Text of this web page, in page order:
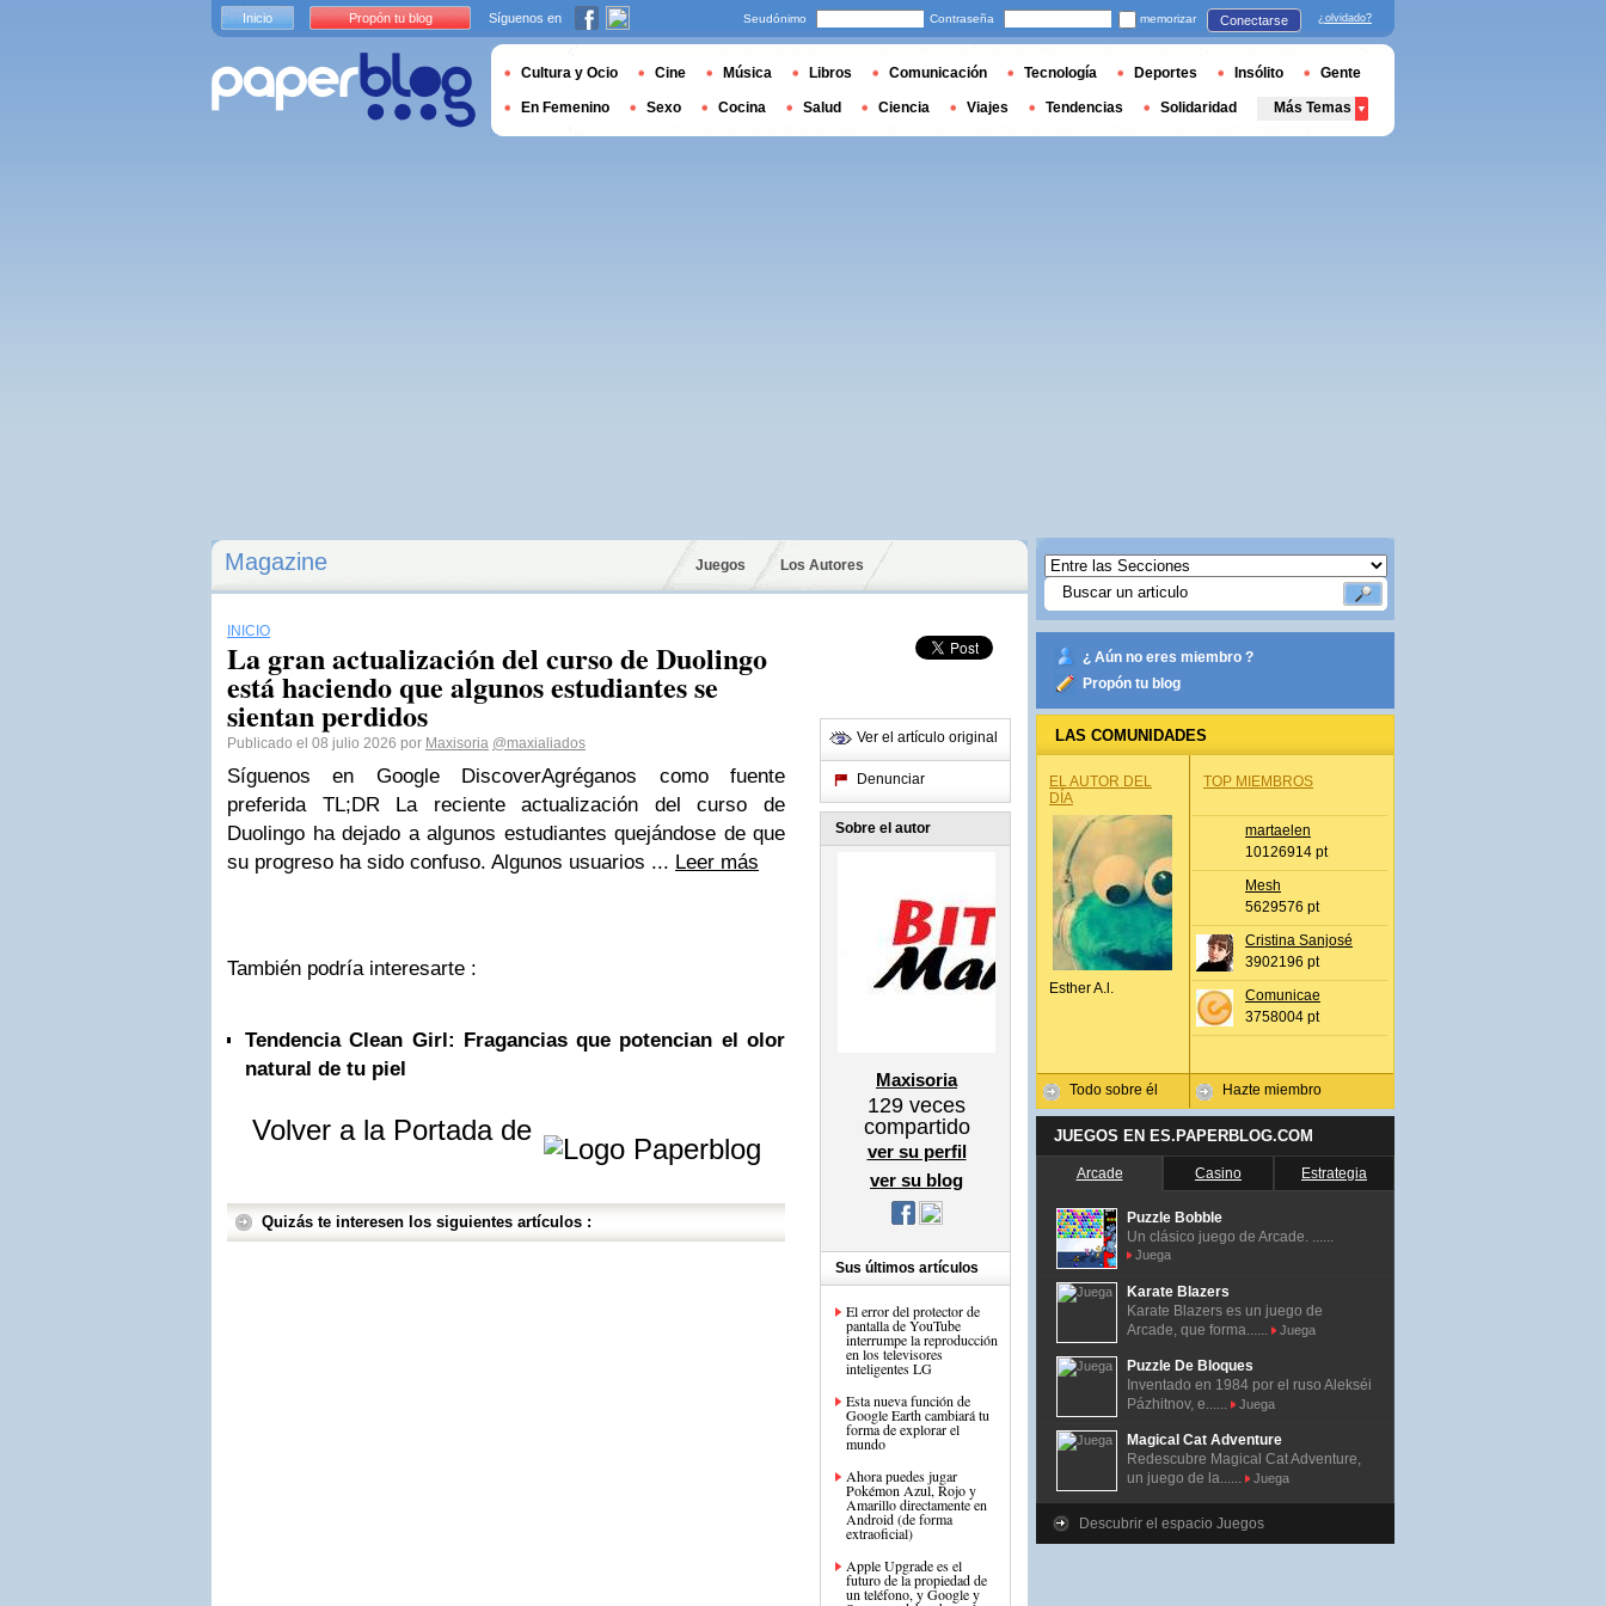
Magazine Juegos Los Autores
INICIO
La gran actualización del curso de Duolingo
está haciendo que algunos estudiantes se
sientan perdidos
Publicado el 08 julio 2026 por Maxisoria @maxialiados
Síguenos en Google DiscoverAgréganos como fuente
preferida TL;DR La reciente actualización del curso de
Duolingo ha dejado a algunos estudiantes quejándose de que
su progreso ha sido confuso. Algunos usuarios ... Leer más
También podría interesarte :
Tendencia Clean Girl: Fragancias que potencian el olor
natural de tu piel
Volver a la Portada de
Quizás te interesen los siguientes artículos :
Ver el artículo original
Denunciar
Sobre el autor
Maxisoria
129 veces
compartido
ver su perfil
ver su blog
Sus últimos artículos
El error del protector de
pantalla de YouTube
interrumpe la reproducción
en los televisores
inteligentes LG
Esta nueva función de
Google Earth cambiará tu
forma de explorar el
mundo
Ahora puedes jugar
Pokémon Azul, Rojo y
Amarillo directamente en
Android (de forma
extraoficial)
Apple Upgrade es el
futuro de la propiedad de
un teléfono, y Google y
¿ Aún no eres miembro ?
Propón tu blog
LAS COMUNIDADES
EL AUTOR DEL
DÍA
Esther A.l.
Todo sobre él
TOP MIEMBROS
martaelen
10126914 pt
Mesh
5629576 pt
Cristina Sanjosé
3902196 pt
Comunicae
3758004 pt
Hazte miembro
JUEGOS EN ES.PAPERBLOG.COM
Arcade Casino Estrategia
Puzzle Bobble
Un clásico juego de Arcade. ......
Juega
Karate Blazers
Karate Blazers es un juego de
Arcade, que forma......
Juega
Puzzle De Bloques
Inventado en 1984 por el ruso Alekséi
Pázhitnov, e......
Juega
Magical Cat Adventure
Redescubre Magical Cat Adventure,
un juego de la......
Juega
Descubrir el espacio Juegos
Inicio Propón tu blog Síguenos en Seudónimo Contraseña memorizar Conectarse ¿olvidado?
Cultura y Ocio Cine Música Libros Comunicación Tecnología Deportes Insólito Gente
En Femenino Sexo Cocina Salud Ciencia Viajes Tendencias Solidaridad Más Temas